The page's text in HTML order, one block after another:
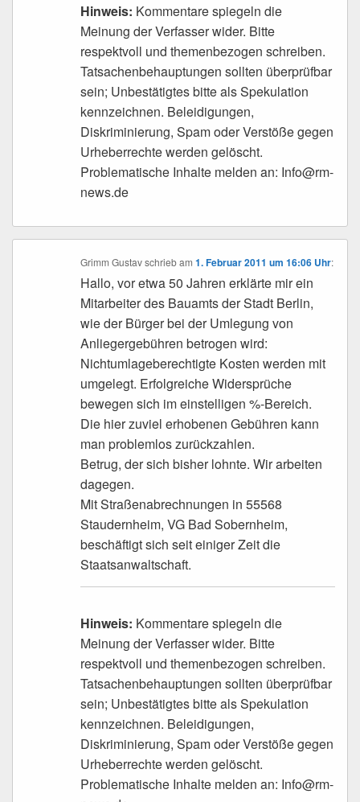
Hinweis: Kommentare spiegeln die
Meinung der Verfasser wider. Bitte
respektvoll und themenbezogen schreiben.
Tatsachenbehauptungen sollten überprüfbar
sein; Unbestätigtes bitte als Spekulation
kennzeichnen. Beleidigungen,
Diskriminierung, Spam oder Verstöße gegen
Urheberrechte werden gelöscht.
Problematische Inhalte melden an: Info@rm-
news.de
Grimm Gustav schriebam1. Februar 2011 um 16:06 Uhr:
Hallo, vor etwa 50 Jahren erklärte mir ein
Mitarbeiter des Bauamts der Stadt Berlin,
wie der Bürger bei der Umlegung von
Anliegergebühren betrogen wird:
Nichtumlageberechtigte Kosten werden mit
umgelegt. Erfolgreiche Widersprüche
bewegen sich im einstelligen %-Bereich.
Die hier zuviel erhobenen Gebühren kann
man problemlos zurückzahlen.
Betrug, der sich bisher lohnte. Wir arbeiten
dagegen.
Mit Straßenabrechnungen in 55568
Staudernheim, VG Bad Sobernheim,
beschäftigt sich seit einiger Zeit die
Staatsanwaltschaft.
Hinweis: Kommentare spiegeln die
Meinung der Verfasser wider. Bitte
respektvoll und themenbezogen schreiben.
Tatsachenbehauptungen sollten überprüfbar
sein; Unbestätigtes bitte als Spekulation
kennzeichnen. Beleidigungen,
Diskriminierung, Spam oder Verstöße gegen
Urheberrechte werden gelöscht.
Problematische Inhalte melden an: Info@rm-